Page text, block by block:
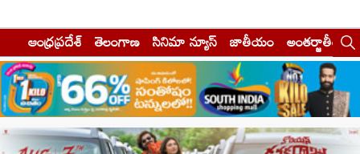
ఆంధ్రప్రదేశ్ తెలంగాణ సినిమా న్యూస్ జాతీయం అంతర్జాతీయం